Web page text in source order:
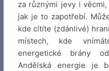
za různými jevy i
jak je to zapotřebí.
kde cítíte (zdánlivé)
místech, kde
energetické brány
Andělská energie je